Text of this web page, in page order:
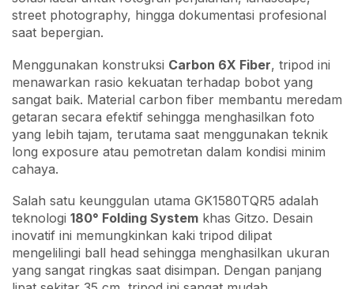
street photography, hingga dokumentasi profesional
saat bepergian.
Menggunakan konstruksi Carbon 6X Fiber, tripod ini
menawarkan rasio kekuatan terhadap bobot yang
sangat baik. Material carbon fiber membantu meredam
getaran secara efektif sehingga menghasilkan foto
yang lebih tajam, terutama saat menggunakan teknik
long exposure atau pemotretan dalam kondisi minim
cahaya.
Salah satu keunggulan utama GK1580TQR5 adalah
teknologi 180° Folding System khas Gitzo. Desain
inovatif ini memungkinkan kaki tripod dilipat
mengelilingi ball head sehingga menghasilkan ukuran
yang sangat ringkas saat disimpan. Dengan panjang